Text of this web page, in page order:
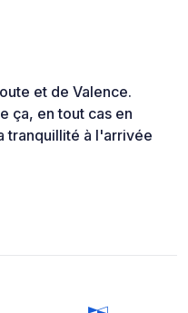
et de Valence.
ça, en tout cas en
tranquillité à l'arrivée